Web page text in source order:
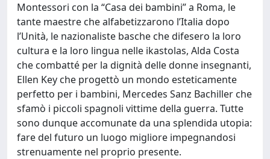
Montessori con la “Casa dei bambini” a Roma, le
tante maestre che alfabetizzarono l’Italia dopo
l’Unità, le nazionaliste basche che difesero la loro
cultura e la loro lingua nelle ikastolas, Alda Costa
che combatté per la dignità delle donne insegnanti,
Ellen Key che progettò un mondo esteticamente
perfetto per i bambini, Mercedes Sanz Bachiller che
sfamò i piccoli spagnoli vittime della guerra. Tutte
sono dunque accomunate da una splendida utopia:
fare del futuro un luogo migliore impegnandosi
strenuamente nel proprio presente.